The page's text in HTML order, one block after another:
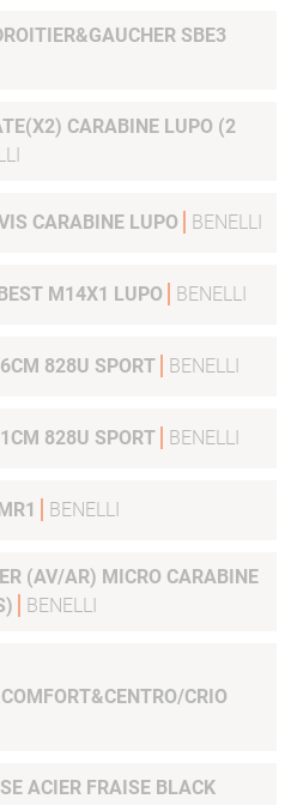
SBE3
CARABINE LUPO (2
CARABINE LUPO BENELLI
FREIN DE BOUCHE BEST M14X1 LUPO BENELLI
828U SPORT BENELLI
828U SPORT BENELLI
BENELLI
AR) MICRO CARABINE
BENELLI
CRIO
FRAISE BLACK